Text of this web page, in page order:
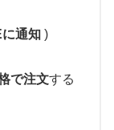
に通知)
で注文する